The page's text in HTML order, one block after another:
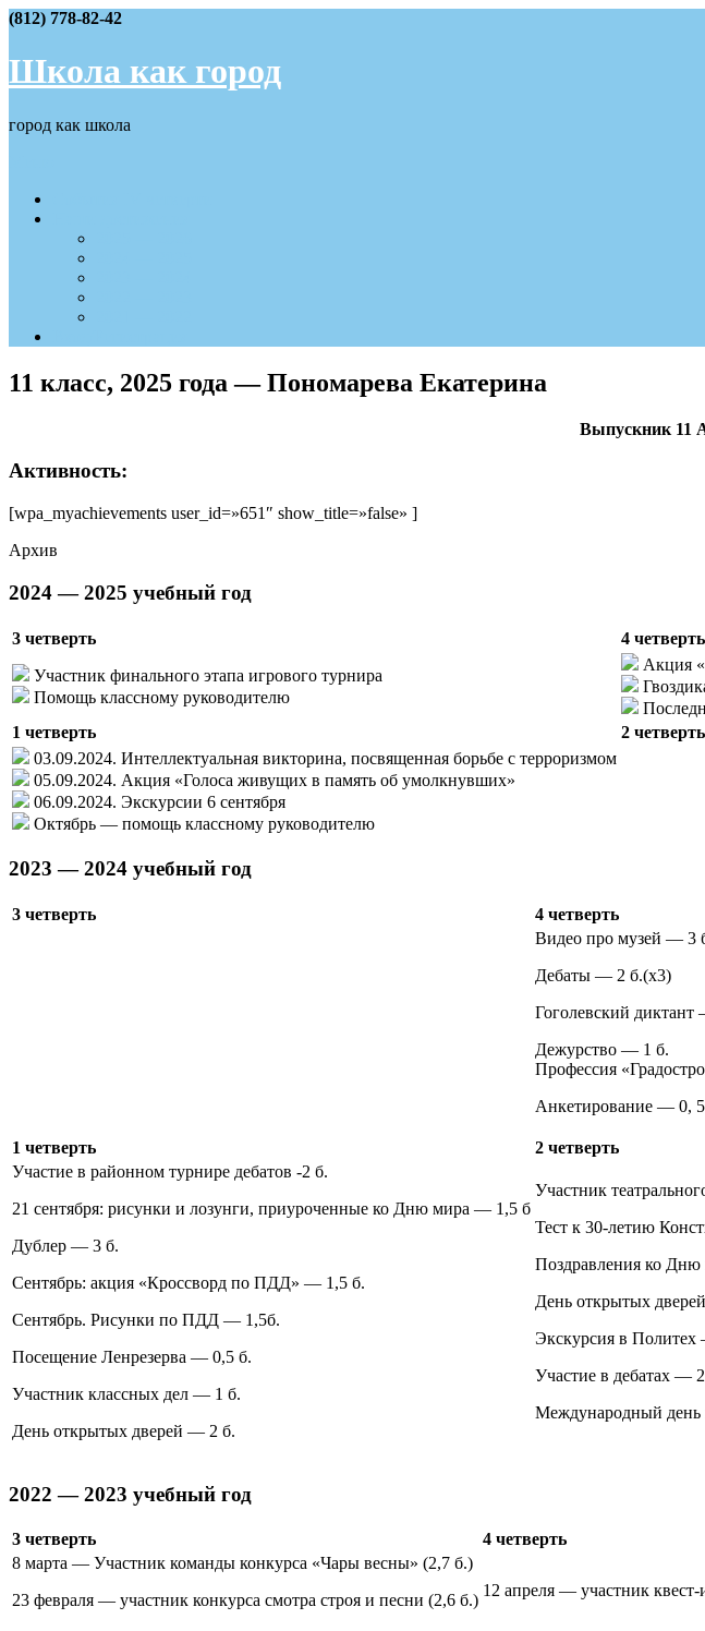
Skip
content
(812) 778-82-42
Школа как город
город как школа
11 класс, 2025 года — Пономарева Екатерина
Выпускник 11 А
Активность:
[wpa_myachievements user_id=»651″ show_title=»false» ]
Архив
2024 — 2025 учебный год
3 четверть
4 четверть
Участник финального этапа игрового турнира
Помощь классному руководителю
Акция
1 четверть
2 четверть
03.09.2024. Интеллектуальная викторина, посвященная борьбе с терроризмом
05.09.2024. Акция «Голоса живущих в память об умолкнувших»
06.09.2024. Экскурсии 6 сентября
Октябрь — помощь классному руководителю
2023 — 2024 учебный год
3 четверть
4 четверть
Видео про музей — 3
Дебаты — 2 б.(х3)
Гоголевский диктант
Дежурство — 1 б.
Профессия
Анкетирование — 0,
1 четверть
2 четверть
Участие в районном турнире дебатов -2 б.
21 сентября: рисунки и лозунги, приуроченные ко Дню мира — 1,5 б
Дублер — 3 б.
Сентябрь: акция «Кроссворд по ПДД» — 1,5 б.
Сентябрь. Рисунки по ПДД — 1,5б.
Посещение Ленрезерва — 0,5 б.
Участник классных дел — 1 б.
День открытых дверей — 2 б.
Участник
Тест к 30-летию
Поздравления ко
День открытых
Экскурсия в
Участие в дебатах —
Международный
2022 — 2023 учебный год
3 четверть
4 четверть
8 марта — Участник команды конкурса «Чары весны» (2,7 б.)
23 февраля — участник конкурса смотра строя и песни (2,6 б.)
12 апреля — участник